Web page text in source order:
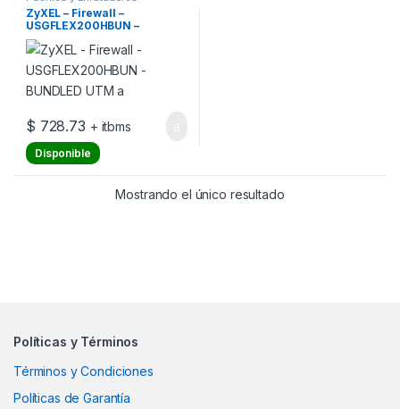
ZyXEL – Firewall –
USGFLEX200HBUN –
BUNDLED UTM a
$ 728.73 + itbms
Disponible
Mostrando el único resultado
Políticas y Términos
Términos y Condiciones
Políticas de Garantía